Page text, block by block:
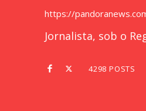
https://
Jornalista, sob o
4298 POSTS